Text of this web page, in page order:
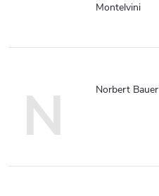
Montelvini
N Norbert Bauer